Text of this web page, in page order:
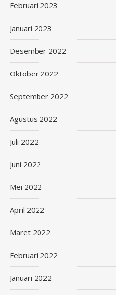
Februari 2023
Januari 2023
Desember 2022
Oktober 2022
September 2022
Agustus 2022
Juli 2022
Juni 2022
Mei 2022
April 2022
Maret 2022
Februari 2022
Januari 2022